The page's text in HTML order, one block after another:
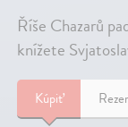
Říše Chazarů
knížete
Kúpiť